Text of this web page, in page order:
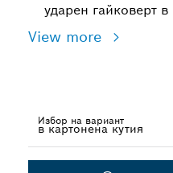
ударен гайковерт
View more
Избор на вариант